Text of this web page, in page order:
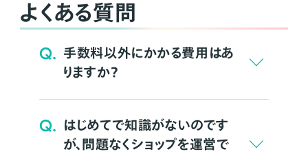
よくある質問
Q. 手数料以外にかかる費用はあ
りますか？
Q. はじめてで知識がないのです
が、問題なくショップを運営で